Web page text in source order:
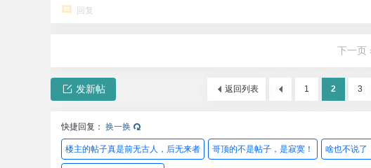
回复
下一页
1 2 3
返回列表
发新帖
快捷回复： 换一换
楼主的帖子真是前无古人，后无来者 哥顶的不是帖子，是寂寞！ 啥也不说了